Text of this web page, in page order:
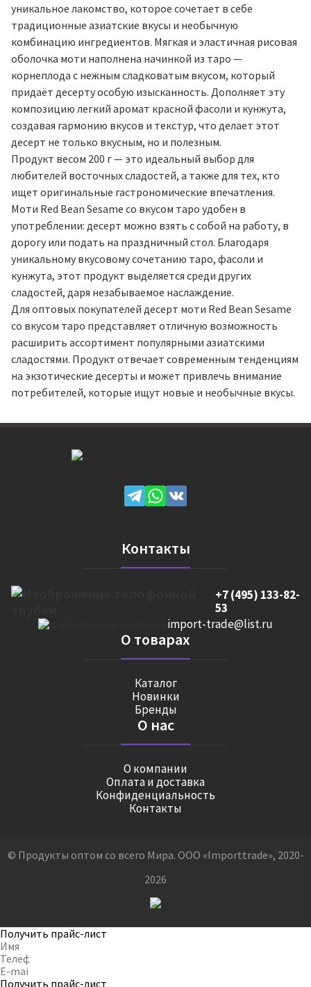
уникальное лакомство, которое сочетает в себе
традиционные азиатские вкусы и необычную
комбинацию ингредиентов. Мягкая и эластичная рисовая
оболочка моти наполнена начинкой из таро —
корнеплода с нежным сладковатым вкусом, который
придаёт десерту особую изысканность. Дополняет эту
композицию легкий аромат красной фасоли и кунжута,
создавая гармонию вкусов и текстур, что делает этот
десерт не только вкусным, но и полезным.
Продукт весом 200 г — это идеальный выбор для
любителей восточных сладостей, а также для тех, кто
ищет оригинальные гастрономические впечатления.
Моти Red Bean Sesame со вкусом таро удобен в
употреблении: десерт можно взять с собой на работу, в
дорогу или подать на праздничный стол. Благодаря
уникальному вкусовому сочетанию таро, фасоли и
кунжута, этот продукт выделяется среди других
сладостей, даря незабываемое наслаждение.
Для оптовых покупателей десерт моти Red Bean Sesame
со вкусом таро представляет отличную возможность
расширить ассортимент популярными азиатскими
сладостями. Продукт отвечает современным тенденциям
на экзотические десерты и может привлечь внимание
потребителей, которые ищут новые и необычные вкусы.
Контакты
+7 (495) 133-82-
53
import-trade@list.ru
О товарах
Каталог
Новинки
Бренды
О нас
О компании
Оплата и доставка
Конфиденциальность
Контакты
© Продукты оптом со всего Мира. ООО «Importtrade», 2020-
2026
Получить прайс-лист
Получить прайс-лист